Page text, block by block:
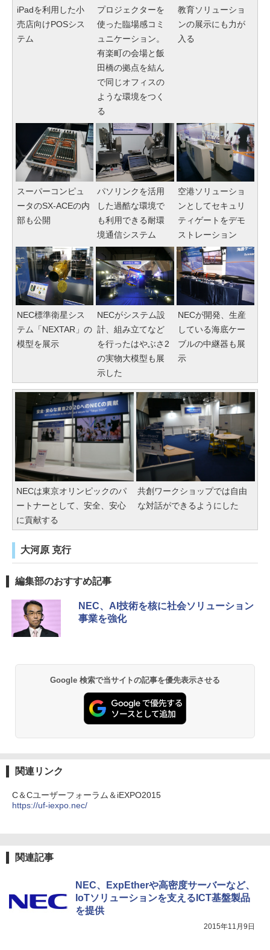
iPadを利用した小
売店向けPOSシス
テム
プロジェクターを
使った臨場感コミ
ュニケーション。
有楽町の会場と飯
田橋の拠点を結ん
で同じオフィスの
ような環境をつく
る
教育ソリューショ
ンの展示にも力が
入る
スーパーコンピュ
ータのSX-ACEの内
部も公開
パソリンクを活用
した過酷な環境で
も利用できる耐環
境通信システム
空港ソリューショ
ンとしてセキュリ
ティゲートをデモ
ストレーション
NEC標準衛星シス
テム「NEXTAR」の
模型を展示
NECがシステム設
計、組み立てなど
を行ったはやぶさ2
の実物大模型も展
示した
NECが開発、生産
している海底ケー
ブルの中継器も展
示
NECは東京オリンピックのパ
ートナーとして、安全、安心
に貢献する
共創ワークショップでは自由
な対話ができるようにした
大河原 克行
編集部のおすすめ記事
NEC、AI技術を核に社会ソリューション
事業を強化
Google 検索で当サイトの記事を優先表示させる
関連リンク
C＆Cユーザーフォーラム＆iEXPO2015
https://uf-iexpo.nec/
関連記事
NEC、ExpEtherや高密度サーバーなど、
IoTソリューションを支えるICT基盤製品
を提供
2015年11月9日